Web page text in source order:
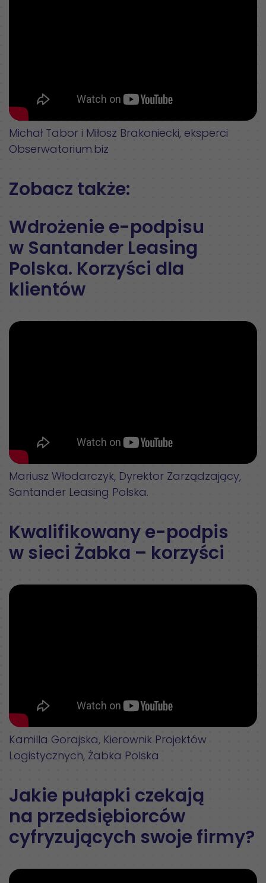
Michał Tabor i Miłosz Brakoniecki, eksperci
Obserwatorium.biz
Zobacz także:
Wdrożenie e-podpisu
w Santander Leasing
Polska. Korzyści dla
klientów
Mariusz Włodarczyk, Dyrektor Zarządzający,
Santander Leasing Polska.
Kwalifikowany e-podpis
w sieci Żabka – korzyści
Kamilla Gorajska, Kierownik Projektów
Logistycznych, Żabka Polska
Jakie pułapki czekają
na przedsiębiorców
cyfryzujących swoje firmy?